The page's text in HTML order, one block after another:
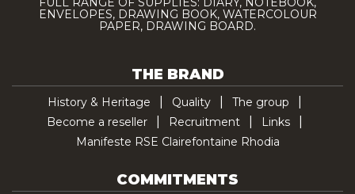
ENVELOPES, DRAWING BOOK, WATERCOLOUR
PAPER, DRAWING BOARD.
THE BRAND
History & Heritage Quality
The group
Become a reseller
Recruitment
Links
Manifeste RSE Clairefontaine Rhodia
COMMITMENTS